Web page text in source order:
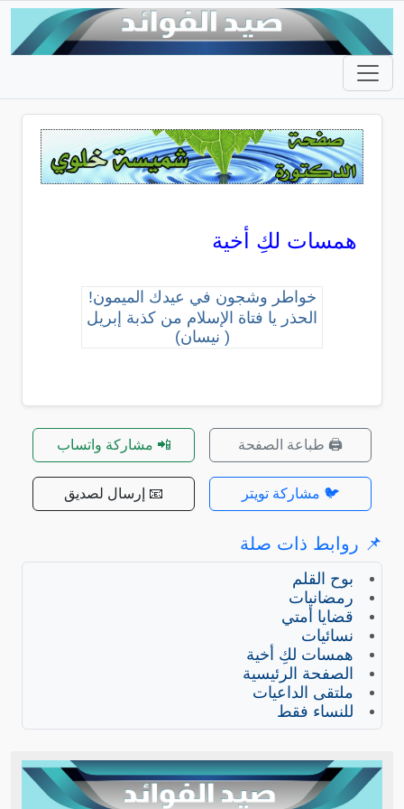
همسات لكِ أخية
خواطر وشجون في عيدك الميمون!
الحذر يا فتاة الإسلام من كذبة إبريل
( نيسان)
🖨️ طباعة الصفحة 📲 مشاركة واتساب
🐦 مشاركة تويتر 📧 إرسال لصديق
📌 روابط ذات صلة
بوح القلم
رمضانيات
قضايا أمتي
نسائيات
همسات لكِ أخية
الصفحة الرئيسية
ملتقى الداعيات
للنساء فقط